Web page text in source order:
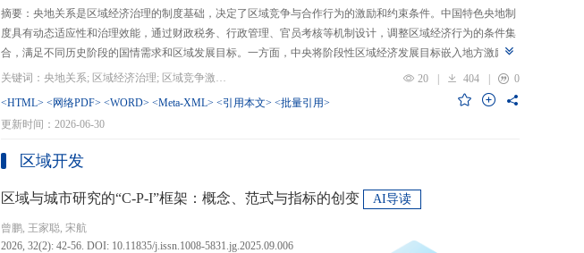
摘要：央地关系是区域经济治理的制度基础，决定了区域竞争与合作行为的激励和约束条件。中国特色央地制
度具有动态适应性和治理效能，通过财政税务、行政管理、官员考核等机制设计，调整区域经济行为的条件集
合，满足不同历史阶段的国情需求和区域发展目标。一方面，中央将阶段性区域经济发展目标嵌入地方激励机
制，引导区域竞争策略转变，包括竞争标的从“为增长而竞争”转向“为发展而竞争”，支出行为从“重建设、轻民
生”转向“基本公共服务均等化”，发展模式从“地方保护”转向“发挥比较优势”，以区域竞争激励和竞争策略优化
提升区域经济治理效率。另一方面，中央通过对口支援、一体化合作、主体功能区建设等制度安排，在保留区
域竞争激励的同时，降低区域合作成本，提高区域合作收益，形成优势互补、规模效益最大化、外部性内部化
等跨区域合作模式，实现国家治理和区域治理效率的统一。在区域经济格局深刻变革与国内发展目标转型升级
的背景下，区域经济治理面临新形势与新挑战。未来区域经济治理研究应聚焦数字时代区域协调发展、因地制
宜发展新质生产力、构建全国统一大市场等重大现实问题，从新治理主体、新发展目标、新治理工具等维度深
化探索，进一步丰富和完善中国特色区域经济治理理论体系，为新时代区域协调发展与区域高质量发展提供学
理支撑。
关键词：央地关系; 区域经济治理; 区域竞争激励; 跨区域合作 20 | 404 |
0
<HTML> <网络PDF> <WORD> <Meta-XML> <引用本文> <批量引用>
更新时间：2026-06-30
区域开发
区域与城市研究的“C-P-I”框架：概念、范式与指标的创变 AI导读
曾鹏, 王家聪, 宋航
2026, 32(2): 42-56. DOI: 10.11835/j.issn.1008-5831.jg.2025.09.006